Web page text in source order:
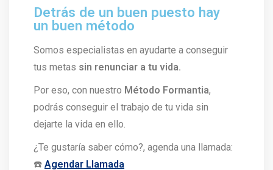
Detrás de un buen puesto hay
un buen método
Somos especialistas en ayudarte a conseguir
tus metas sin renunciar a tu vida.
Por eso, con nuestro Método Formantia,
podrás conseguir el trabajo de tu vida sin
dejarte la vida en ello.
¿Te gustaría saber cómo?, agenda una llamada:
☎️ Agendar Llamada